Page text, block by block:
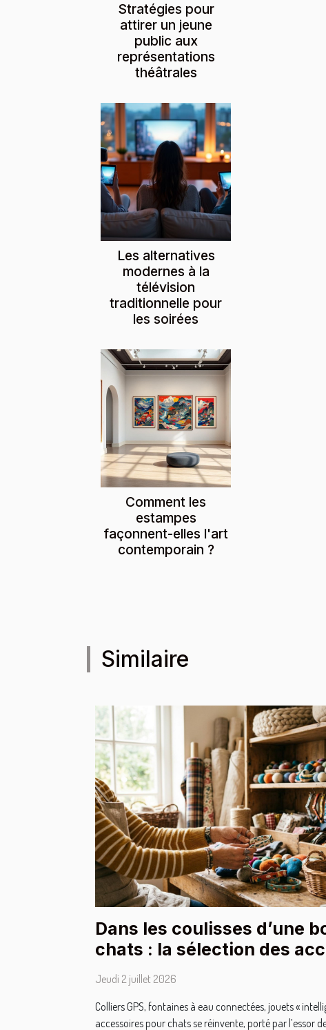
Stratégies pour
attirer un jeune
public aux
représentations
théâtrales
Les alternatives
modernes à la
télévision
traditionnelle pour
les soirées
Comment les
estampes
façonnent-elles l'art
contemporain ?
Similaire
Dans les coulisses d’une
chats : la sélection des
Jeudi 2 juillet 2026
Colliers GPS, fontaines à eau connectées, jouets «
accessoires pour chats se réinvente, porté par l’essor